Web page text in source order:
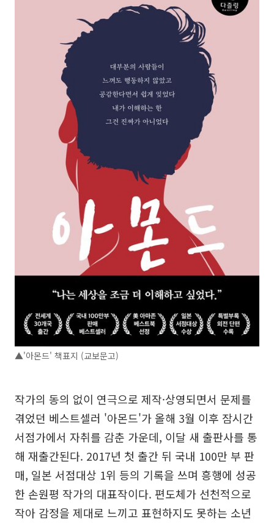
▲'아몬드' 책표지 (교보문고)
작가의 동의 없이 연극으로 제작·상영되면서 문제를
겪었던 베스트셀러 '아몬드'가 올해 3월 이후 잠시간
서점가에서 자취를 감춘 가운데, 이달 새 출판사를 통
해 재출간된다. 2017년 첫 출간 뒤 국내 100만 부 판
매, 일본 서점대상 1위 등의 기록을 쓰며 흥행에 성공
한 손원평 작가의 대표작이다. 편도체가 선천적으로
작아 감정을 제대로 느끼고 표현하지도 못하는 소년